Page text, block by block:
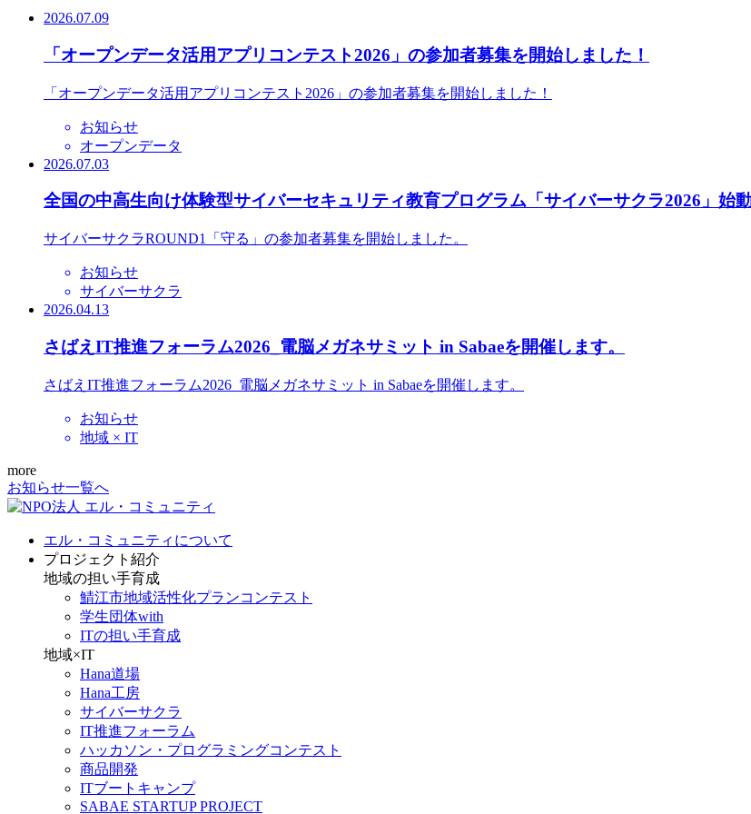
2026.07.09
「オープンデータ活用アプリコンテスト2026」の参加者募集を開始しました！
「オープンデータ活用アプリコンテスト2026」の参加者募集を開始しました！
お知らせ
オープンデータ
2026.07.03
全国の中高生向け体験型サイバーセキュリティ教育プログラム「サイバーサクラ2026」始
サイバーサクラROUND1「守る」の参加者募集を開始しました。
お知らせ
サイバーサクラ
2026.04.13
さばえIT推進フォーラム2026_電脳メガネサミット in Sabaeを開催します。
さばえIT推進フォーラム2026_電脳メガネサミット in Sabaeを開催します。
お知らせ
地域 × IT
more
お知らせ一覧へ
エル・コミュニティについて
プロジェクト紹介
地域の担い手育成
鯖江市地域活性化プランコンテスト
学生団体with
ITの担い手育成
地域×IT
Hana道場
Hana工房
サイバーサクラ
IT推進フォーラム
ハッカソン・プログラミングコンテスト
商品開発
ITブートキャンプ
SABAE STARTUP PROJECT